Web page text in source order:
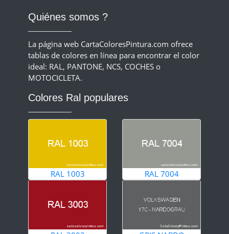
Quiénes somos ?
La página web CartaColoresPintura.com ofrece
tablas de colores en línea para encontrar el color
ideal: RAL, PANTONE, NCS, COCHES o
MOTOCICLETA.
Colores Ral populares
RAL 1003 RAL 7004